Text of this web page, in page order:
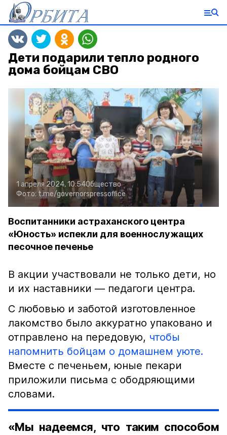
Дети подарили тепло родного
дома бойцам СВО
1 апреля 2024, 10:54Общество
Фото: t.me/governorspressoffice
Воспитанники астраханского центра
«Юность» испекли для военнослужащих
песочное печенье
В акции участвовали не только дети, но
и их наставники — педагоги центра.
С любовью и заботой изготовленное
лакомство было аккуратно упаковано и
отправлено на передовую, чтобы
напомнить бойцам о домашнем уюте.
Вместе с печеньем, юные пекари
приложили письма с ободряющими
словами.
«Мы надеемся, что таким способом